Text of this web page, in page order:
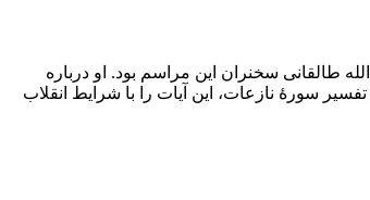
طالقانی سخنران این مراسم بود. او درباره
سورۀ نازعات، این آیات را با شرایط انقلاب